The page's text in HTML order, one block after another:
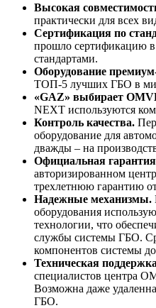
Высокая
практически для всех
Сертификация по
прошло сертификацию в
стандартами.
Оборудование
ТОП-5 лучших ГБО в
«GAZ» выбирает
NEXT используются
Контроль качества.
оборудование для
дважды – на
Официальная
авторизированном
трехлетнюю гарантию
Надежные механизмы.
оборудования
технологии, что
службы системы ГБО.
компонентов системы
Техническая
специалистов центра
Возможна даже
ГБО.